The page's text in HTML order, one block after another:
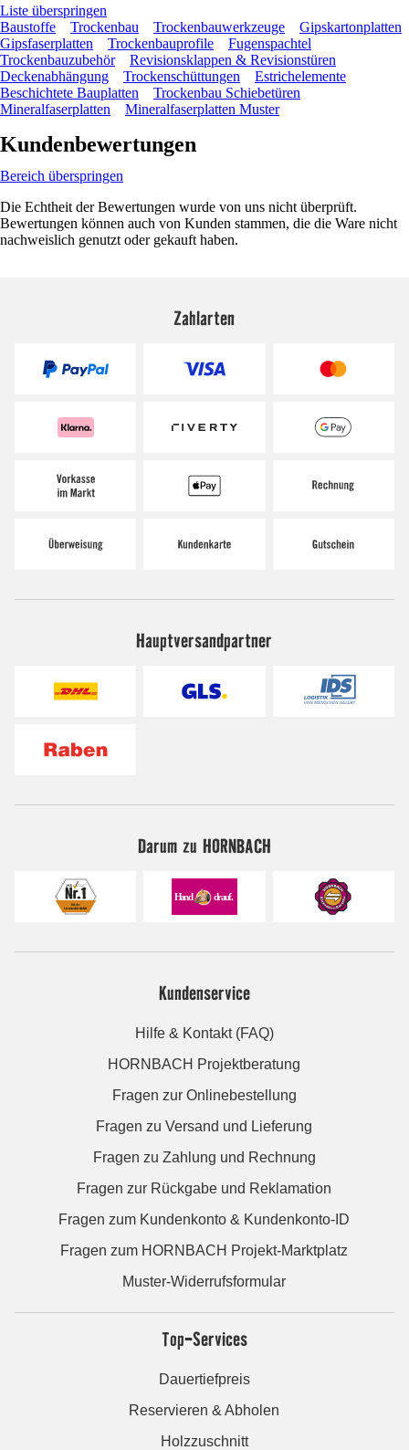
Liste überspringen
Baustoffe
Trockenbau Trockenbauwerkzeuge
Gipskartonplatten
Gipsfaserplatten
Trockenbauprofile
Fugenspachtel
Trockenbauzubehör
Revisionsklappen & Revisionstüren
Deckenabhängung
Trockenschüttungen
Estrichelemente
Beschichtete Bauplatten
Trockenbau Schiebetüren
Mineralfaserplatten
Mineralfaserplatten Muster
Kundenbewertungen
Bereich überspringen
Die Echtheit der Bewertungen wurde von uns nicht überprüft.
Bewertungen können auch von Kunden stammen, die die Ware nicht
nachweislich genutzt oder gekauft haben.
Zahlarten
Hauptversandpartner
Darum zu HORNBACH
Kundenservice
Hilfe & Kontakt (FAQ)
HORNBACH Projektberatung
Fragen zur Onlinebestellung
Fragen zu Versand und Lieferung
Fragen zu Zahlung und Rechnung
Fragen zur Rückgabe und Reklamation
Fragen zum Kundenkonto & Kundenkonto-ID
Fragen zum HORNBACH Projekt-Marktplatz
Muster-Widerrufsformular
Top-Services
Dauertiefpreis
Reservieren & Abholen
Holzzuschnitt